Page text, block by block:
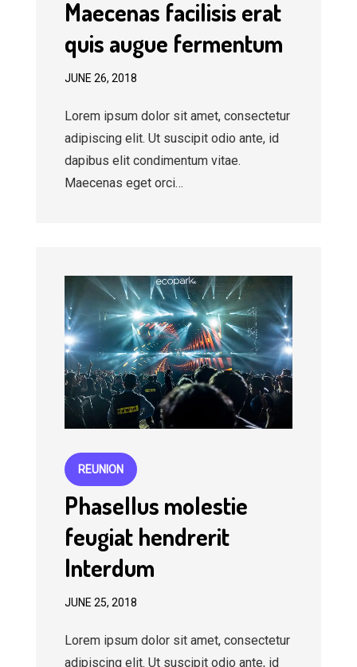
Maecenas facilisis erat
quis augue fermentum
JUNE 26, 2018
Lorem ipsum dolor sit amet, consectetur
adipiscing elit. Ut suscipit odio ante, id
dapibus elit condimentum vitae.
Maecenas eget orci…
REUNION
Phasellus molestie
feugiat hendrerit
Interdum
JUNE 25, 2018
Lorem ipsum dolor sit amet, consectetur
adipiscing elit. Ut suscipit odio ante, id